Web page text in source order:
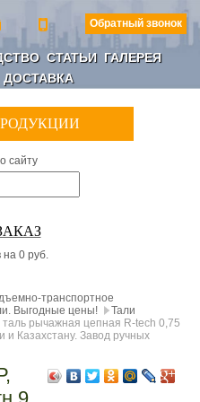
Обратный звонок
СТАТЬИ ГАЛЕРЕЯ
ДОСТАВКА
сайту
на 0 руб.
транспортное
Выгодные цены!
Тали
таль рычажная цепная R-tech 0,75
и Казахстану. Завод ручных